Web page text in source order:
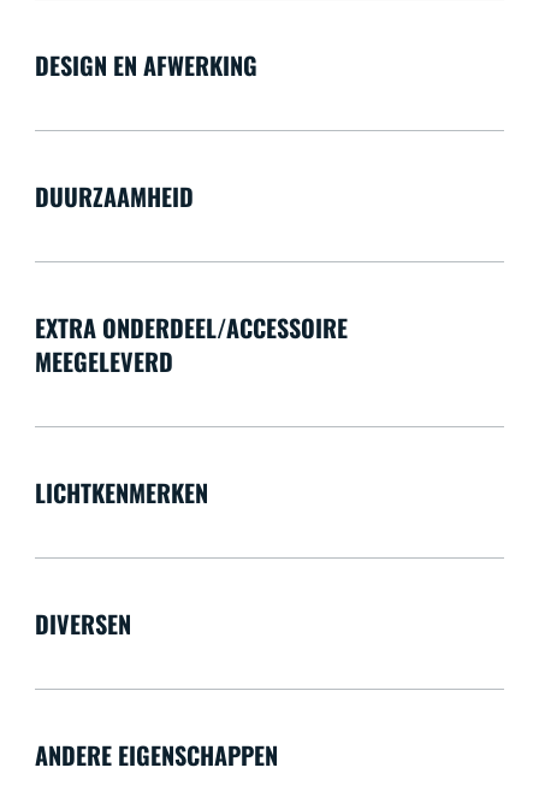
DESIGN EN AFWERKING
DUURZAAMHEID
EXTRA ONDERDEEL/ACCESSOIRE
MEEGELEVERD
LICHTKENMERKEN
DIVERSEN
ANDERE EIGENSCHAPPEN